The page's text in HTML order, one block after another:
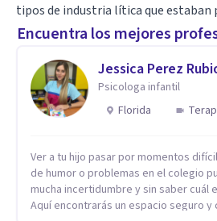
tipos de industria lítica que estaban
Encuentra los mejores
Jessica Perez
Psicologa infantil
Florida
Ver a tu hijo pasar por momentos
de humor o problemas en el colegio
mucha incertidumbre y sin saber cuál
Aquí encontrarás un espacio seguro